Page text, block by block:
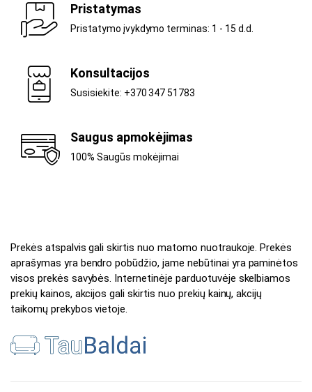
Pristatymas
Pristatymo įvykdymo terminas: 1 - 15 d.d.
Konsultacijos
Susisiekite: +370 347 51783
Saugus apmokėjimas
100% Saugūs mokėjimai
Prekės atspalvis gali skirtis nuo matomo nuotraukoje. Prekės
aprašymas yra bendro pobūdžio, jame nebūtinai yra paminėtos
visos prekės savybės. Internetinėje parduotuvėje skelbiamos
prekių kainos, akcijos gali skirtis nuo prekių kainų, akcijų
taikomų prekybos vietoje.